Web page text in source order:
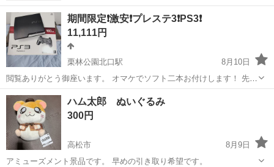
期間限定❗激安❗プレステ3❗PS3❗
11,111円
栗林公園北口駅
8月10日
閲覧ありがとう御座います。 オマケでソフト二本お付けします！ 先日
まで使用してましたので、すぐにゲーム出来ます。 説明書以外は、全
て有ります。 ※早い者勝ちではありませんのでご了承下さい。 ※質問
などお気軽に問い合わせ下さい...
香川 高松市 栗林公園北口駅
ハム太郎 ぬいぐるみ
300円
高松市
8月9日
アミューズメント景品です。 早めの引き取り希望です。